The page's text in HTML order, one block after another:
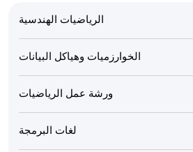
الرياضيات الهندسية
الخوارزميات وهياكل البيانات
ورشة عمل الرياضيات
لغات البرمجة